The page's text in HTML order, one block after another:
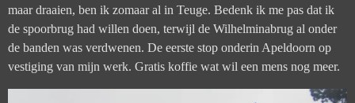
maar draaien, ben ik zomaar al in Teuge. Bedenk ik me pas dat ik
de spoorbrug had willen doen, terwijl de Wilhelminabrug al onder
de banden was verdwenen. De eerste stop onderin Apeldoorn op
vestiging van mijn werk. Gratis koffie wat wil een mens nog meer.